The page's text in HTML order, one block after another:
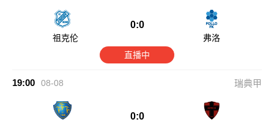
祖克伦
0:0
弗洛
直播中
19:00 08-08 瑞典甲
0:0